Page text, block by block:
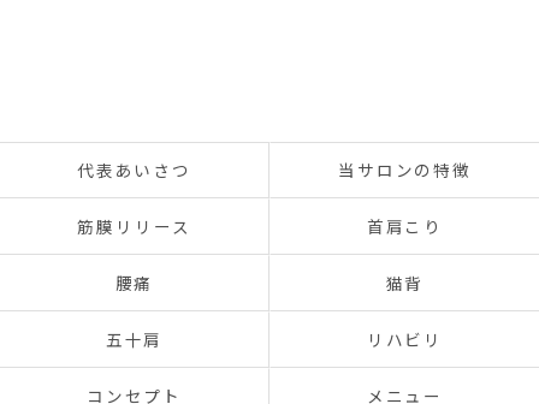
代表あいさつ 当サロンの特徴
筋膜リリース 首肩こり
腰痛 猫背
五十肩 リハビリ
コンセプト メニュー